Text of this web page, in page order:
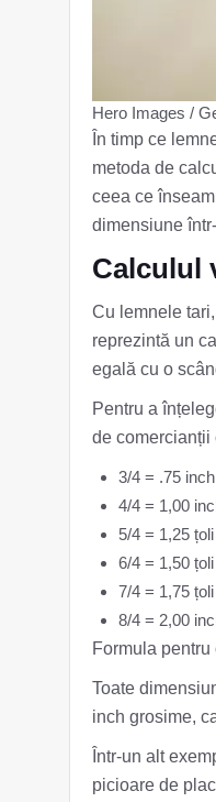
Hero Images /
În timp ce
metoda de
ceea ce
dimensiune
Calculul
Cu lemnele
reprezintă un
egală cu o
Pentru a
de comercianții
3/4 = .75
4/4 = 1,00
5/4 = 1,25 țoli
6/4 = 1,50 țoli
7/4 = 1,75 țoli
8/4 = 2,00
Formula
Toate
inch grosime,
Într-un alt
picioare de